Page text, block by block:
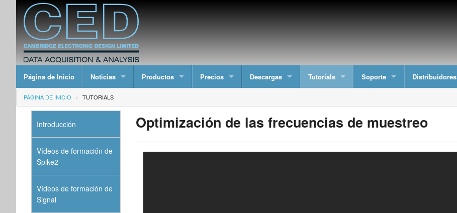
Página de Inicio Noticias Productos Precios Descargas Tutorials Soporte Distribuidores
PÁGINA DE INICIO TUTORIALS
Optimización de las frecuencias de muestreo
Introducción
Vídeos de formación de
Spike2
Vídeos de formación de
Signal